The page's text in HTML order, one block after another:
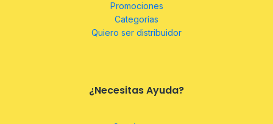
Promociones
Categorías
Quiero ser distribuidor
¿Necesitas Ayuda?